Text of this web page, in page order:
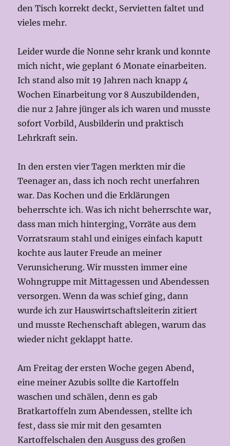
den Tisch korrekt deckt, Servietten faltet und
vieles mehr.
Leider wurde die Nonne sehr krank und konnte
mich nicht, wie geplant 6 Monate einarbeiten.
Ich stand also mit 19 Jahren nach knapp 4
Wochen Einarbeitung vor 8 Auszubildenden,
die nur 2 Jahre jünger als ich waren und musste
sofort Vorbild, Ausbilderin und praktisch
Lehrkraft sein.
In den ersten vier Tagen merkten mir die
Teenager an, dass ich noch recht unerfahren
war. Das Kochen und die Erklärungen
beherrschte ich. Was ich nicht beherrschte war,
dass man mich hinterging, Vorräte aus dem
Vorratsraum stahl und einiges einfach kaputt
kochte aus lauter Freude an meiner
Verunsicherung. Wir mussten immer eine
Wohngruppe mit Mittagessen und Abendessen
versorgen. Wenn da was schief ging, dann
wurde ich zur Hauswirtschaftsleiterin zitiert
und musste Rechenschaft ablegen, warum das
wieder nicht geklappt hatte.
Am Freitag der ersten Woche gegen Abend,
eine meiner Azubis sollte die Kartoffeln
waschen und schälen, denn es gab
Bratkartoffeln zum Abendessen, stellte ich
fest, dass sie mir mit den gesamten
Kartoffelschalen den Ausguss des großen